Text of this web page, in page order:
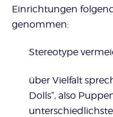
Einrichtungen
genommen:
Stereotype
über Vielfalt
Dolls“, also